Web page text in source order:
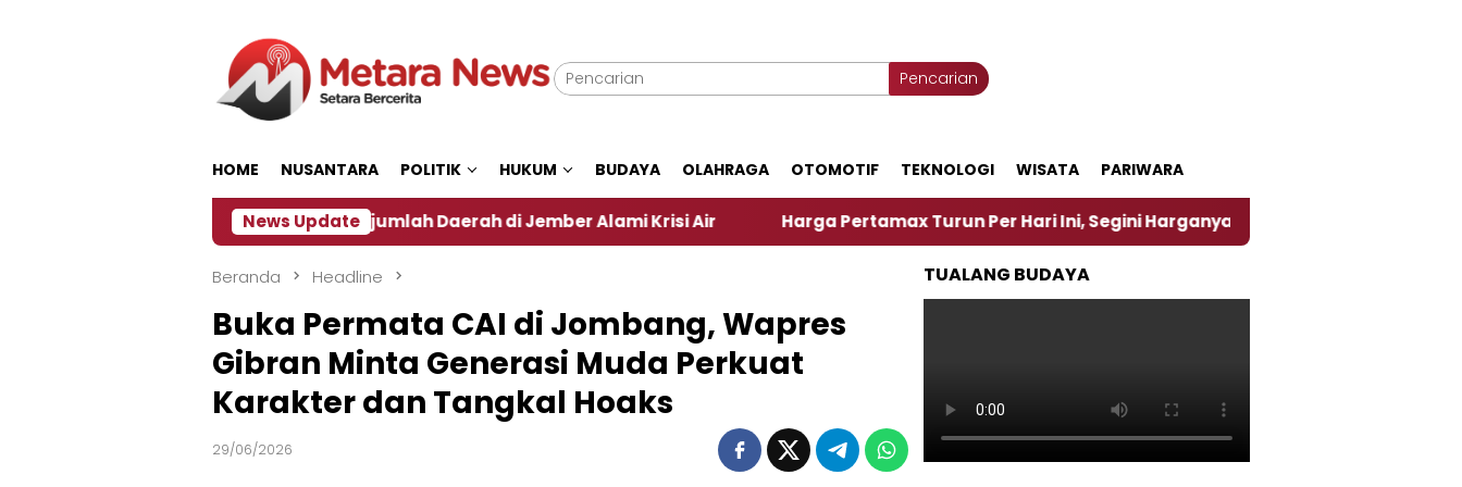
Pencarian
HOME NUSANTARA POLITIK HUKUM BUDAYA OLAHRAGA OTOMOTIF TEKNOLOGI WISATA PARIWARA
News Update
Dampak El Nino, Sejumlah Daerah di Jember Alami Krisi Air Harga Pertamax Turun Per Hari Ini, Segini Harganya ‎Nasirun Maestro Lukis Pemadu
Beranda Headline
Buka Permata CAI di Jombang, Wapres
Gibran Minta Generasi Muda Perkuat
Karakter dan Tangkal Hoaks
29/06/2026
TUALANG BUDAYA